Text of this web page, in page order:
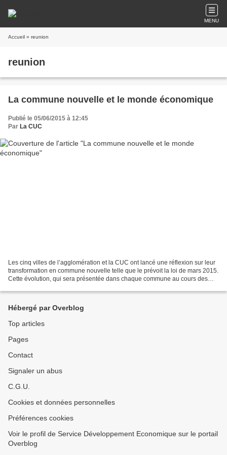
MENU
Accueil » reunion
reunion
La commune nouvelle et le monde économique
Publié le 05/06/2015 à 12:45
Par La CUC
Les cinq villes de l’agglomération et la CUC ont lancé une réflexion sur leur
transformation en commune nouvelle telle que le prévoit la loi de mars 2015.
Cette évolution, qui sera présentée dans chaque commune au cours des
Hébergé par Overblog
Top articles
Pages
Contact
Signaler un abus
C.G.U.
Cookies et données personnelles
Préférences cookies
Voir le profil de Service Développement Economique sur le portail
Overblog